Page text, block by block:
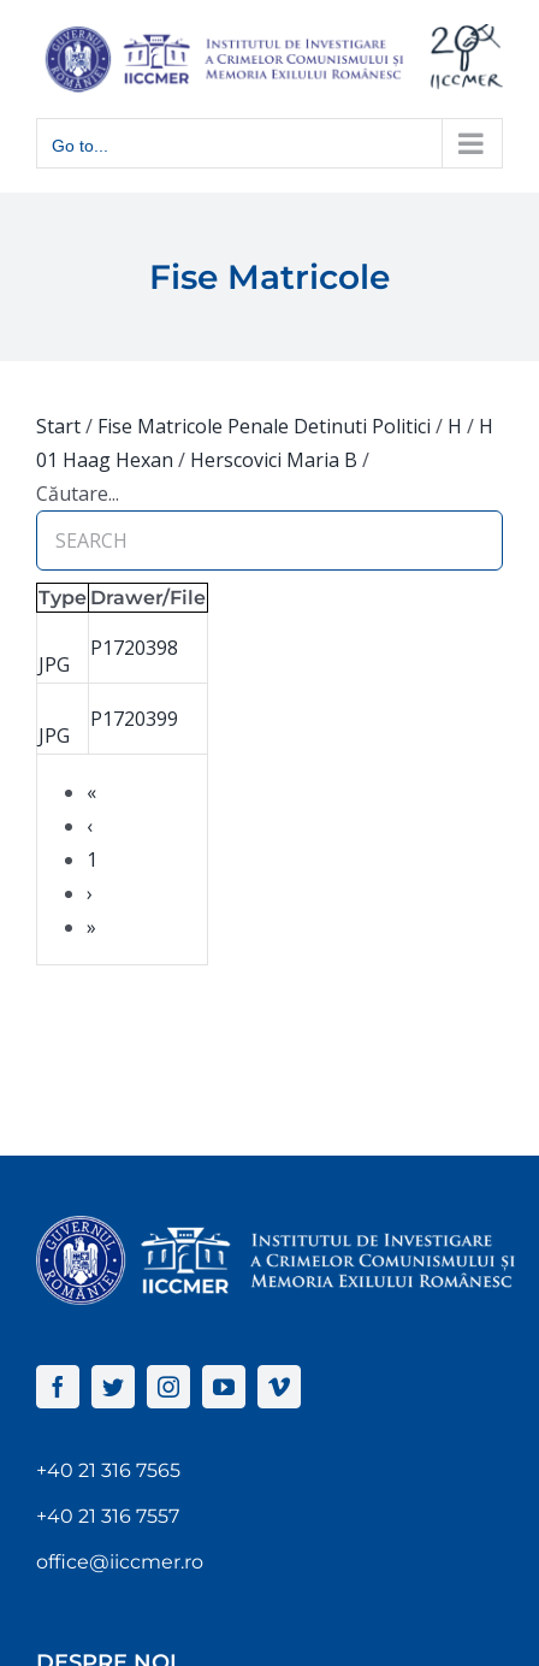
content
Go to...
Fise Matricole
Start/ Fise Matricole Penale Detinuti Politici / H / H
01 Haag Hexan / Herscovici Maria B /
Căutare...
Type Drawer/File
«
‹
1
›
»
JPG
P1720398
JPG
P1720399
+40 21 316 7565
+40 21 316 7557
office@iiccmer.ro